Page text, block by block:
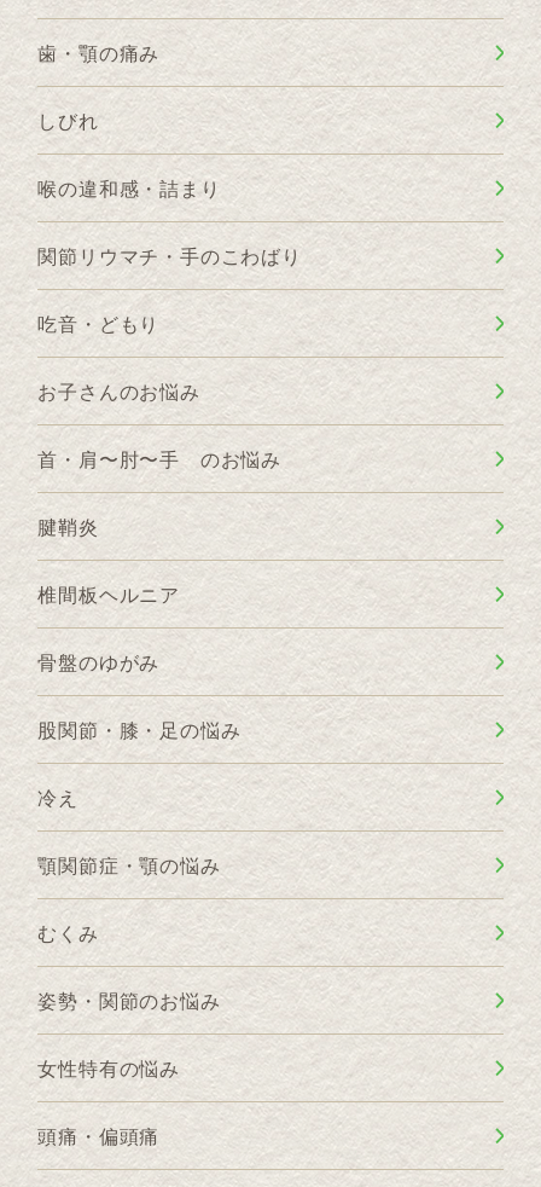
歯・顎の痛み
しびれ
喉の違和感・詰まり
関節リウマチ・手のこわばり
吃音・どもり
お子さんのお悩み
首・肩〜肘〜手 のお悩み
腱鞘炎
椎間板ヘルニア
骨盤のゆがみ
股関節・膝・足の悩み
冷え
顎関節症・顎の悩み
むくみ
姿勢・関節のお悩み
女性特有の悩み
頭痛・偏頭痛